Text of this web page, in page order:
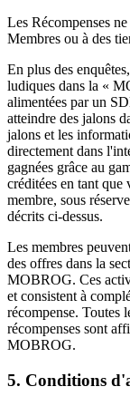
Les Récompenses
Membres ou à des
En plus des
ludiques dans la «
alimentées par un
atteindre des jalons
jalons et les
directement dans
gagnées grâce au
créditées en tant
membre, sous
décrits ci-dessus.
Les membres
des offres dans la
MOBROG. Ces
et consistent à
récompense. Toutes
récompenses sont
MOBROG.
5. Conditions